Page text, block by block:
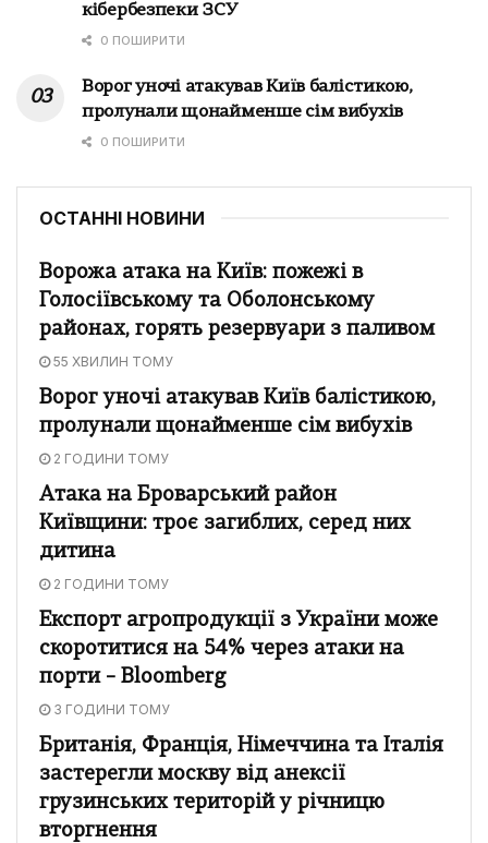
кібербезпеки ЗСУ
0 ПОШИРИТИ
Ворог уночі атакував Київ балістикою,
пролунали щонайменше сім вибухів
0 ПОШИРИТИ
ОСТАННІ НОВИНИ
Ворожа атака на Київ: пожежі в
Голосіївському та Оболонському
районах, горять резервуари з паливом
55 ХВИЛИН ТОМУ
Ворог уночі атакував Київ балістикою,
пролунали щонайменше сім вибухів
2 ГОДИНИ ТОМУ
Атака на Броварський район
Київщини: троє загиблих, серед них
дитина
2 ГОДИНИ ТОМУ
Експорт агропродукції з України може
скоротитися на 54% через атаки на
порти – Bloomberg
3 ГОДИНИ ТОМУ
Британія, Франція, Німеччина та Італія
застерегли москву від анексії
грузинських територій у річницю
вторгнення